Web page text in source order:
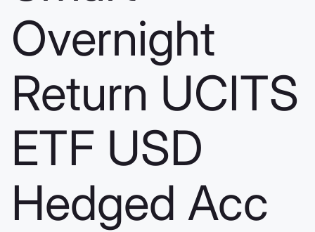
Overnight
Return UCITS
ETF USD
Hedged Acc